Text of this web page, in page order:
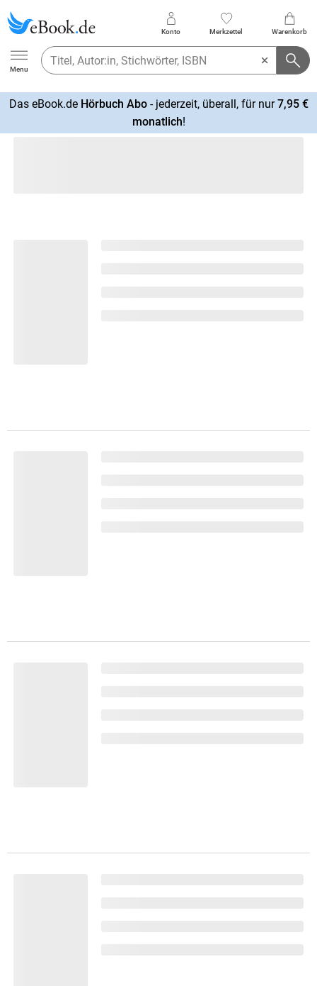
Ebook.de
Menu
Konto Merkzettel Warenkorb
Das eBook.de Hörbuch Abo- jederzeit, überall, für nur7,95 €
monatlich!